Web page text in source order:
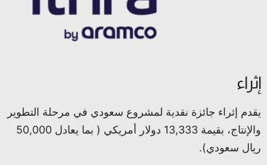
إثراء
يقدم إثراء جائزة نقدية لمشروع سعودي في مرحلة التطوير
والإنتاج، بقيمة 13,333 دولار أمريكي ( بما يعادل 50,000
ريال سعودي).